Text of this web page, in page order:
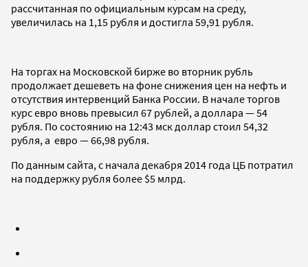
рассчитанная по официальным курсам на среду,
увеличилась на 1,15 рубля и достигла 59,91 рубля.
На торгах на Московской бирже во вторник рубль
продолжает дешеветь на фоне снижения цен на нефть и
отсутствия интервенций Банка России. В начале торгов
курс евро вновь превысил 67 рублей, а доллара — 54
рубля. По состоянию на 12:43 мск доллар стоил 54,32
рубля, а евро — 66,98 рубля.
По данным сайта, с начала декабря 2014 года ЦБ потратил
на поддержку рубля более $5 млрд.